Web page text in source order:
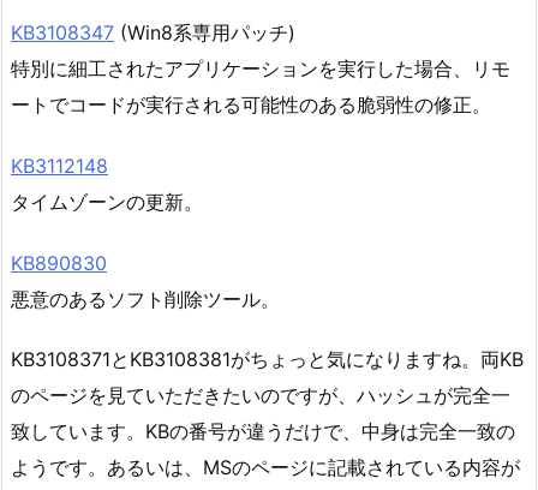
KB3108347 (Win8系専用パッチ)
特別に細工されたアプリケーションを実行した場合、リモ
ートでコードが実行される可能性のある脆弱性の修正。
KB3112148
タイムゾーンの更新。
KB890830
悪意のあるソフト削除ツール。
KB3108371とKB3108381がちょっと気になりますね。両KB
のページを見ていただきたいのですが、ハッシュが完全一
致しています。KBの番号が違うだけで、中身は完全一致の
ようです。あるいは、MSのページに記載されている内容が